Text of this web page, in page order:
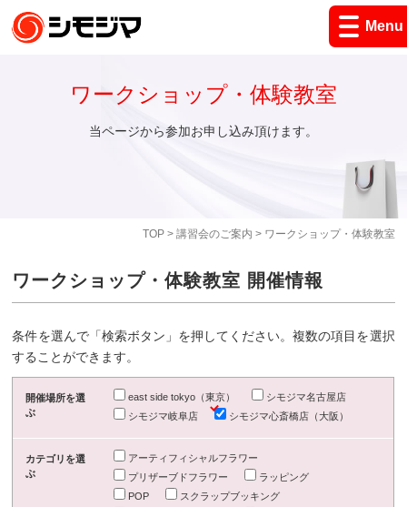
Menu
TOP> 講習会のご案内 > ワークショップ・体験教室
ワークショップ・体験教室
当ページから参加お申し込み頂けます。
ワークショップ・体験教室 開催情報
条件を選んで「検索ボタン」を押してください。複数の項目を選択
することができます。
開催場所を選
ぶ
east side tokyo（東京）
シモジマ名古屋店
シモジマ岐阜店
シモジマ心斎橋店（大阪）
カテゴリを選
ぶ
アーティフィシャルフラワー
プリザーブドフラワー
ラッピング
POP
スクラップブッキング